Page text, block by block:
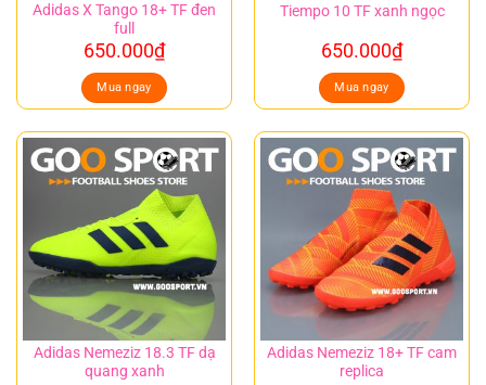
Adidas X Tango 18+ TF đen
full
650.000₫
Mua ngay
Tiempo 10 TF xanh ngọc
650.000₫
Mua ngay
Adidas Nemeziz 18.3 TF dạ
quang xanh
Adidas Nemeziz 18+ TF cam
replica